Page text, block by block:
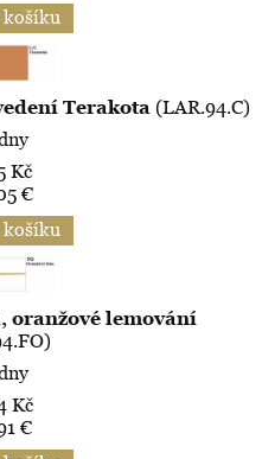
Terakota (LAR.94.C)
Kč
€
oranžové lemování
Kč
€